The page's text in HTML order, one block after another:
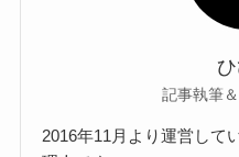
記事執筆
2016年11月より運営して